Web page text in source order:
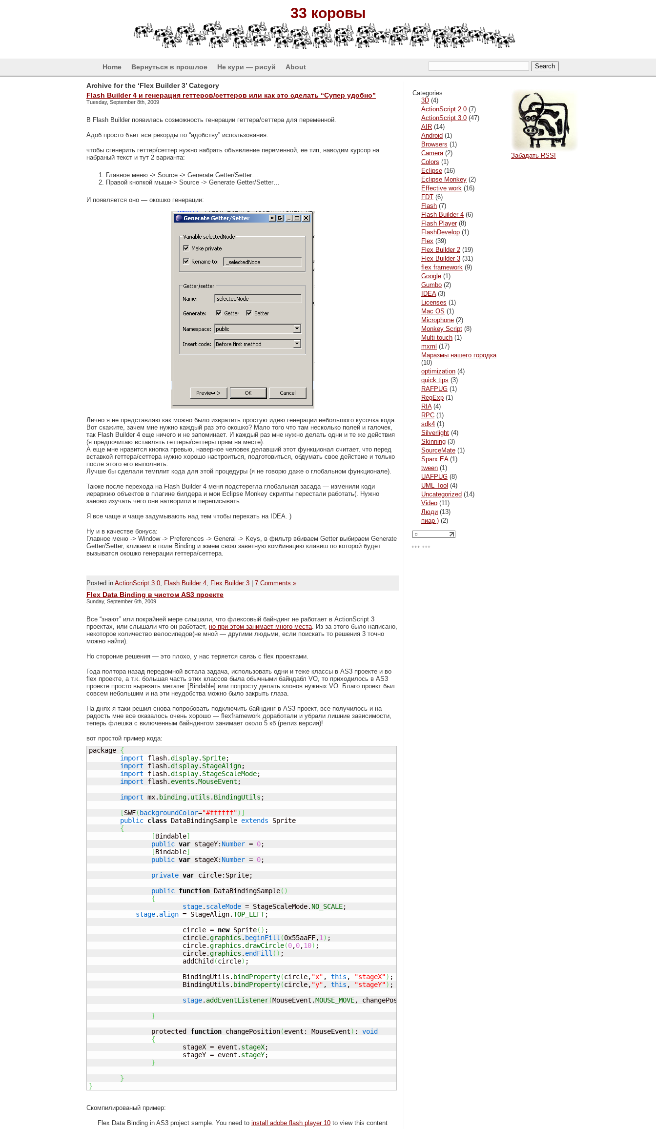
33 коровы
Home Вернуться в прошлое Не кури — рисуй About
Archive for the ‘Flex Builder 3’ Category
Flash Builder 4 и генерация геттеров/сеттеров или как это сделать “Супер удобно”
Tuesday, September 8th, 2009
В Flash Builder появилась созможность генерации геттера/сеттера для переменной.
Адоб просто бъет все рекорды по “адобству” использования.
чтобы сгенерить геттер/сеттер нужно набрать объявление переменной, ее тип, наводим курсор на
набраный текст и тут 2 варианта:
Главное меню -> Source -> Generate Getter/Setter…
Правой кнопкой мыши-> Source -> Generate Getter/Setter…
И появляется оно — окошко генерации:
Лично я не представляю как можно было извратить простую идею генерации небольшого кусочка кода.
Вот скажите, зачем мне нужно каждый раз это окошко? Мало того что там несколько полей и галочек,
так Flash Builder 4 еще ничего и не запоминает. И каждый раз мне нужно делать одни и те же действия
(я предпочитаю вставлять геттеры/сеттеры прям на месте).
А еще мне нравится кнопка превью, наверное человек делавший этот функционал считает, что перед
вставкой геттера/сеттера нужно хорошо настроиться, подготовиться, обдумать свое действие и только
после этого его выполнить.
Лучше бы сделали темплит кода для этой процедуры (я не говорю даже о глобальном функционале).
Также после перехода на Flash Builder 4 меня подстерегла глобальная засада — изменили коди
иерархию объектов в плагине билдера и мои Eclipse Monkey скрипты перестали работать(. Нужно
заново изучать чего они натворили и переписывать.
Я все чаще и чаще задумывають над тем чтобы перехать на IDEA. )
Ну и в качестве бонуса:
Главное меню -> Window -> Preferences -> General -> Keys, в фильтр вбиваем Getter выбираем Generate
Getter/Setter, кликаем в поле Binding и жмем свою заветную комбинацию клавиш по которой будет
вызыватся окошко генерации геттера/сеттера.
Posted in ActionScript 3.0, Flash Builder 4, Flex Builder 3 7 Comments »
Flex Data Binding в чистом AS3 проекте
Sunday, September 6th, 2009
Все “знают” или покрайней мере слышали, что флексовый байндинг не работает в ActionScript 3
проектах, или слышали что он работает, но при этом занимает много места. Из за этого было написано,
некоторое количество велосипедов(не мной — другими людьми, если поискать то решения 3 точно
можно найти).
Но стороние решения — это плохо, у нас теряется связь с flex проектами.
Года полтора назад передомной встала задача, использовать одни и теже классы в AS3 проекте и во
flex проекте, а т.к. большая часть этих классов была обычными байндабл VO, то приходилось в AS3
проекте просто вырезать метатег [Bindable] или попросту делать клонов нужных VO. Благо проект был
совсем небольшим и на эти неудобства можно было закрыть глаза.
На днях я таки решил снова попробовать подключить байндинг в AS3 проект, все получилось и на
радость мне все оказалось очень хорошо — flexframework доработали и убрали лишние зависимости,
теперь флешка с включенным байндингом занимает около 5 кб (релиз версия)!
вот простой пример кода:
package {
import flash.display. Sprite;
import flash.display. StageAlign;
import flash.display. StageScaleMode;
import flash. events .MouseEvent ;
import mx. binding. utils . BindingUtils ;
[SWF( backgroundColor="#ffffff") ]
public class DataBindingSample extends Sprite
{
[Bindable]
public var stageY: Number = 0;
[Bindable]
public var stageX: Number = 0;
private var circle:Sprite;
public function DataBindingSample( )
{
stage. scaleMode = StageScaleMode. NO_SCALE;
stage. align = StageAlign.TOP_LEFT;
			circle =
new Sprite( ) ;
			circle.
graphics . beginFill (0x55aaFF,1 ) ;
			circle.
graphics .drawCircle(0,0,10) ;
			circle.
graphics . endFill ( ) ;
			addChild
(circle) ;
			BindingUtils.
bindProperty(circle, "x" , this , "stageX") ;
			BindingUtils.
bindProperty(circle, "y" , this , "stageY") ;
stage. addEventListener(MouseEvent.MOUSE_MOVE, changePosition
}
		protected
function changePosition(event: MouseEvent) : void
{
			stageX = event.
stageX;
			stageY = event.
stageY;
}
}
}
Скомпилированый пример:
Flex Data Binding in AS3 project sample. You need to install adobe flash player 10 to view this content
Categories
3D (4)
ActionScript 2.0 (7)
ActionScript 3.0 (47)
AIR (14)
Android (1)
Browsers (1)
Camera(2)
Colors (1)
Eclipse (16)
Eclipse Monkey (2)
Effective work (16)
FDT (6)
Flash (7)
Flash Builder 4 (6)
Flash Player(8)
FlashDevelop (1)
Flex (39)
Flex Builder 2 (19)
Flex Builder 3 (31)
flex framework (9)
Google (1)
Gumbo (2)
IDEA(3)
Licenses (1)
Mac OS (1)
Microphone (2)
Monkey Script (8)
Multi touch (1)
mxml (17)
Mаразмы нашего городка
(10)
optimization (4)
quick tips (3)
RAFPUG (1)
RegExp (1)
RIA(4)
RPC (1)
sdk4 (1)
Silverlight (4)
Skinning (3)
SourceMate (1)
Sparx EA(1)
tween (1)
UAFPUG (8)
UML Tool (4)
Uncategorized (14)
Video (11)
Люди (13)
пиар ) (2)
+++ +++
Забадать RSS!